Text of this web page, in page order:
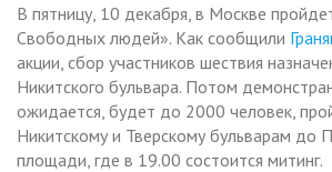
В пятницу, 10 декабря, в Москве
Свободных людей». Как сообщили
акции, сбор участников шествия
Никитского бульвара. Потом
ожидается, будет до 2000 человек,
Никитскому и Тверскому бульварам до
площади, где в 19.00 состоится митинг.